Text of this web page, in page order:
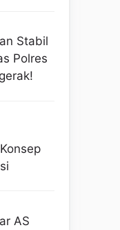
Stabil
Polres
AS